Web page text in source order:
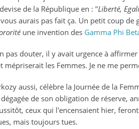
femme,
en
campagne
de la République en : "Liberté,
aurais pas fait ça. Un petit coup
une invention des Gamma Phi
pas douter, il y avait urgence à
mépriserait les Femmes. Je ne me
aussi, célèbre la Journée de la
de son obligation de réserve,
ceux qui l'encensaient hier,
mais toujours tues.